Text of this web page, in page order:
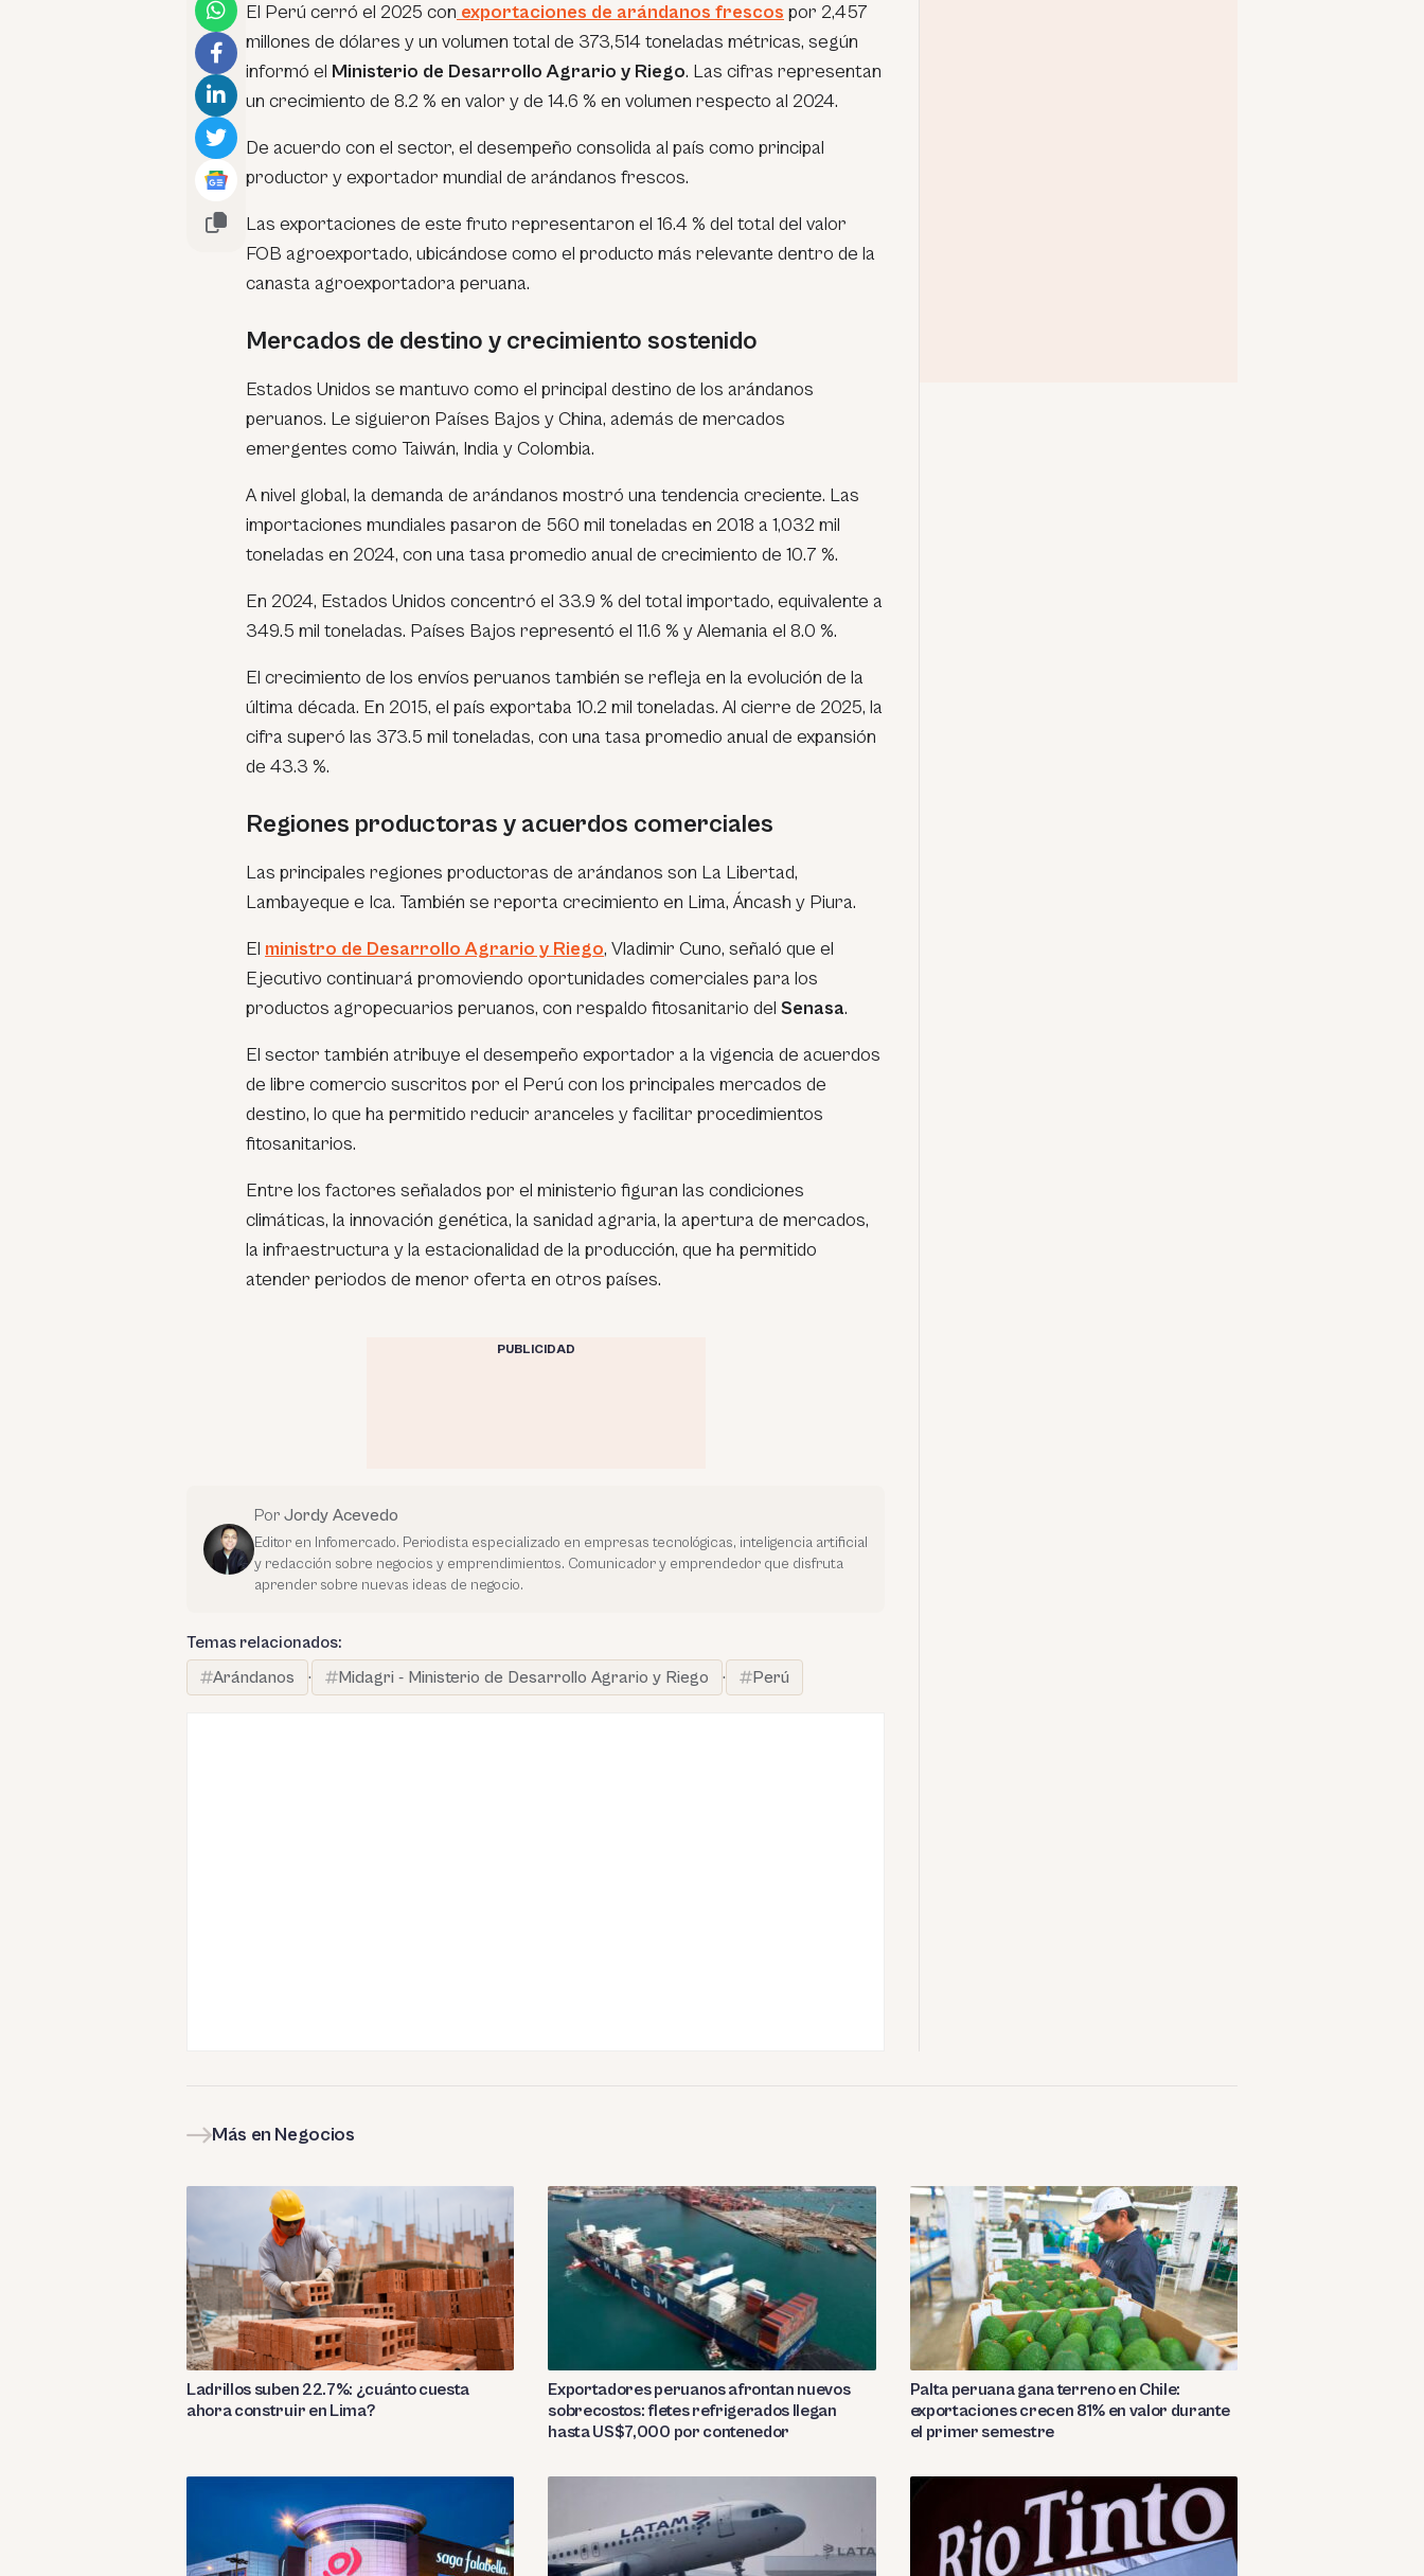
El Perú cerró el 2025 con exportaciones de arándanos frescos por 2,457
millones de dólares y un volumen total de 373,514 toneladas métricas, según
informó el Ministerio de Desarrollo Agrario y Riego. Las cifras representan
un crecimiento de 8.2 % en valor y de 14.6 % en volumen respecto al 2024.
De acuerdo con el sector, el desempeño consolida al país como principal
productor y exportador mundial de arándanos frescos.
Las exportaciones de este fruto representaron el 16.4 % del total del valor
FOB agroexportado, ubicándose como el producto más relevante dentro de la
canasta agroexportadora peruana.
Mercados de destino y crecimiento sostenido
Estados Unidos se mantuvo como el principal destino de los arándanos
peruanos. Le siguieron Países Bajos y China, además de mercados
emergentes como Taiwán, India y Colombia.
A nivel global, la demanda de arándanos mostró una tendencia creciente. Las
importaciones mundiales pasaron de 560 mil toneladas en 2018 a 1,032 mil
toneladas en 2024, con una tasa promedio anual de crecimiento de 10.7 %.
En 2024, Estados Unidos concentró el 33.9 % del total importado, equivalente a
349.5 mil toneladas. Países Bajos representó el 11.6 % y Alemania el 8.0 %.
El crecimiento de los envíos peruanos también se refleja en la evolución de la
última década. En 2015, el país exportaba 10.2 mil toneladas. Al cierre de 2025, la
cifra superó las 373.5 mil toneladas, con una tasa promedio anual de expansión
de 43.3 %.
Regiones productoras y acuerdos comerciales
Las principales regiones productoras de arándanos son La Libertad,
Lambayeque e Ica. También se reporta crecimiento en Lima, Áncash y Piura.
El ministro de Desarrollo Agrario y Riego, Vladimir Cuno, señaló que el
Ejecutivo continuará promoviendo oportunidades comerciales para los
productos agropecuarios peruanos, con respaldo fitosanitario del Senasa.
El sector también atribuye el desempeño exportador a la vigencia de acuerdos
de libre comercio suscritos por el Perú con los principales mercados de
destino, lo que ha permitido reducir aranceles y facilitar procedimientos
fitosanitarios.
Entre los factores señalados por el ministerio figuran las condiciones
climáticas, la innovación genética, la sanidad agraria, la apertura de mercados,
la infraestructura y la estacionalidad de la producción, que ha permitido
atender periodos de menor oferta en otros países.
PUBLICIDAD
Por Jordy Acevedo
Editor en Infomercado. Periodista especializado en empresas tecnológicas, inteligencia artificial
y redacción sobre negocios y emprendimientos. Comunicador y emprendedor que disfruta
aprender sobre nuevas ideas de negocio.
Temas relacionados:
Arándanos
· Midagri - Ministerio de Desarrollo Agrario y Riego · Perú
Más en Negocios
Ladrillos suben 22.7%: ¿cuánto cuesta
ahora construir en Lima?
Exportadores peruanos afrontan nuevos
sobrecostos: fletes refrigerados llegan
hasta US$7,000 por contenedor
Palta peruana gana terreno en Chile:
exportaciones crecen 81% en valor durante
el primer semestre